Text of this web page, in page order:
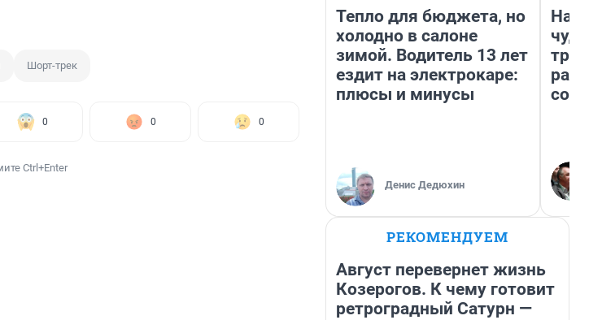
Шорт-трек
0 0 0
Ctrl+Enter
Тепло для бюджета, но
холодно в салоне
зимой. Водитель 13 лет
ездит на электрокаре:
плюсы и минусы
Денис Дедюхин
РЕКОМЕНДУЕМ
Август перевернет жизнь
Козерогов. К чему готовит
ретроградный Сатурн —